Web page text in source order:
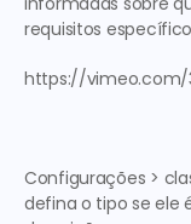
requisitos
https://vimeo.com/
Configurações >
defina o tipo se ele